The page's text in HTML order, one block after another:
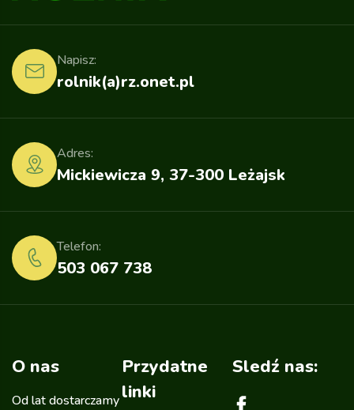
rolnik(a)rz.onet.pl
Napisz:
Mickiewicza 9, 37-300 Leżajsk
Adres:
503 067 738
Telefon:
O nas
Od lat dostarczamy
Przydatne
linki
Sledź nas: